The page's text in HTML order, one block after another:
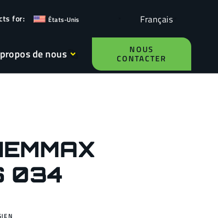
États-Unis Français
de nous NOUS
CONTACTER
034